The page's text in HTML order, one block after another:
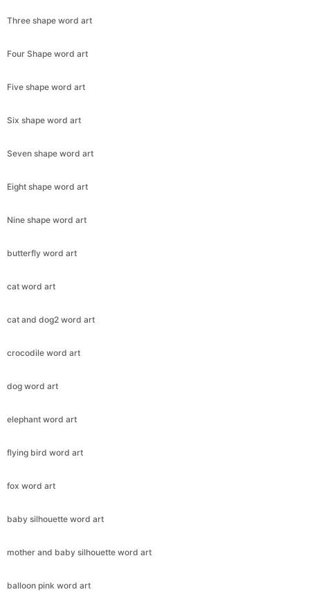
Three shape word art
Four Shape word art
Five shape word art
Six shape word art
Seven shape word art
Eight shape word art
Nine shape word art
butterfly word art
cat word art
cat and dog2 word art
crocodile word art
dog word art
elephant word art
flying bird word art
fox word art
baby silhouette word art
mother and baby silhouette word art
balloon pink word art